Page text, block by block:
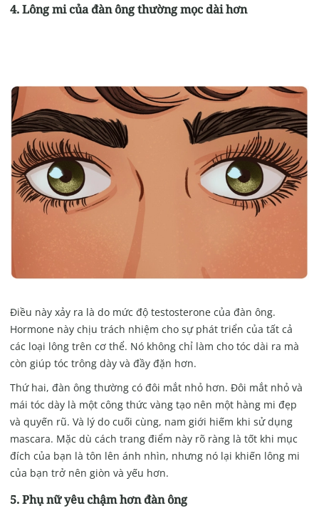
4. Lông mi của đàn ông thường mọcdài hơn
Điều này xảy ra là do mức độ testosterone của đàn ông.
Hormone này chịu trách nhiệm cho sự phát triển của tất cả
các loại lông trên cơ thể. Nó không chỉ làm cho tóc dài ra mà
còn giúp tóc trông dày và đầy đặn hơn.
Thứ hai, đàn ông thường có đôi mắt nhỏ hơn. Đôi mắt nhỏ và
mái tóc dày là một công thức vàng tạo nên một hàng mi đẹp
và quyến rũ. Và lý do cuối cùng, nam giới hiếm khi sử dụng
mascara. Mặc dù cách trang điểm này rõ ràng là tốt khi mục
đích của bạn là tôn lên ánh nhìn, nhưng nó lại khiến lông mi
của bạn trở nên giòn và yếu hơn.
5. Phụ nữ yêu chậm hơn đàn ông